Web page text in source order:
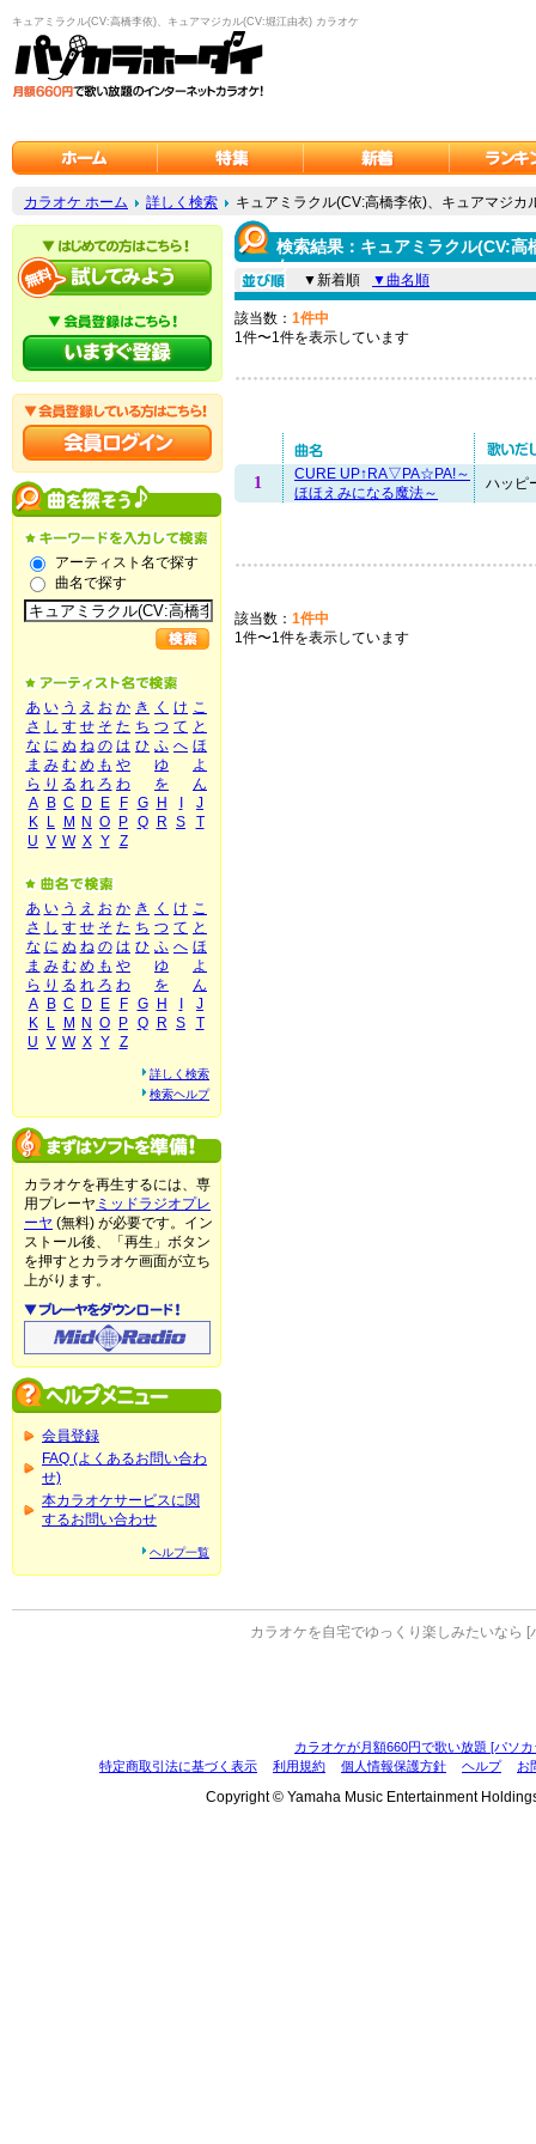
キュアミラクル(CV:高橋李依)、キュアマジカル(CV:堀江由衣) カラオケ
カラオケ ホーム 詳しく検索 キュアミラクル(CV:高橋李依)、キュアマジカ
アーティスト名で探す
曲名で探す
あ い う え お か き く け こ
さ し す せ そ た ち つ て と
な に ぬ ね の は ひ ふ へ ほ
ま み む め も や ゆ
よ
ら り る れ ろ わ を
ん
A
B C D E F G H
J
K
L M N O P Q R S
T
U V W X Y Z
あ い う え お か き く け こ
さ し す せ そ た ち つ て と
な に ぬ ね の は ひ ふ へ ほ
ま み む め も や ゆ
よ
ら り る れ ろ わ を
ん
A
B C D E F G H
J
K
L M N O P Q R S
T
U V W X Y Z
詳しく検索
検索ヘルプ
カラオケを再生するには、専
用プレーヤ ミッドラジオプレ
ーヤ (無料) が必要です。イン
ストール後、「再生」ボタン
を押すとカラオケ画面が立ち
上がります。
会員登録
FAQ (よくあるお問い合わ
せ)
本カラオケサービスに関
するお問い合わせ
ヘルプ一覧
検索結果：キュアミラクル(CV:
ケ
▼新着順 ▼曲名順
該当数： 1件中
1件〜1件を表示しています
1
CURE UP↑RA▽PA☆PA!～
ほほえみになる魔法～
ハッピ
該当数： 1件中
1件〜1件を表示しています
カラオケを自宅でゆっくり楽しみたいなら [
カラオケが月額660円で歌い放題 [パソ
特定商取引法に基づく表示
利用規約 個人情報保護方針 ヘルプ お
Copyright © Yamaha Music Entertainment